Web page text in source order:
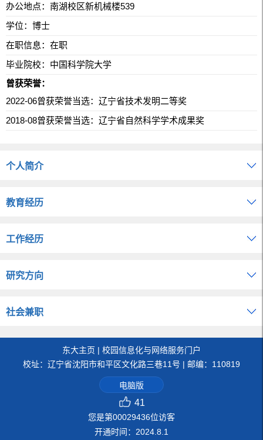
办公地点：南湖校区新机械楼539
学位：博士
在职信息：在职
毕业院校：中国科学院大学
曾获荣誉：
2022-06曾获荣誉当选：辽宁省技术发明二等奖
2018-08曾获荣誉当选：辽宁省自然科学学术成果奖
个人简介
教育经历
工作经历
研究方向
社会兼职
东大主页 | 校园信息化与网络服务门户
校址：辽宁省沈阳市和平区文化路三巷11号 | 邮编：110819
电脑版
41
您是第00029436位访客
开通时间： 2024 8 1